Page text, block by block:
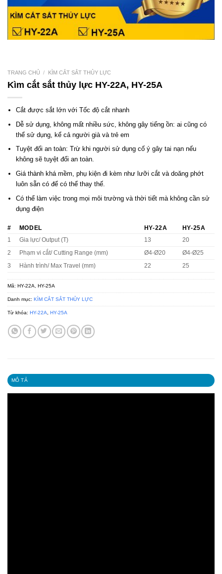
TRANG CHỦ / KÌM CẮT SẮT THỦY LỰC
Kìm cắt sắt thủy lực HY-22A, HY-25A
Cắt được sắt lớn với Tốc độ cắt nhanh
Dễ sử dụng, không mất nhiều sức, không gây tiếng ồn: ai cũng có
thể sử dụng, kể cả người già và trẻ em
Tuyệt đối an toàn: Trừ khi người sử dụng cố ý gây tai nạn nếu
không sẽ tuyệt đối an toàn.
Giá thành khá mềm, phụ kiện đi kèm như lưỡi cắt và doăng phớt
luôn sẵn có để có thể thay thế.
Có thể làm việc trong mọi môi trường và thời tiết mà không cần sử
dụng điện
# MODEL HY-22A
HY-25A
1
Gia lực/ Output (T) 13
20
2
Phạm vi cắt/ Cutting Range (mm) Ø4-Ø20
Ø4-Ø25
3
Hành trình/ Max Travel (mm) 22 25
Mã: HY-22A, HY-25A
Danh mục: KÌM CẮT SẮT THỦY LỰC
Từ khóa: HY-22A, HY-25A
MÔ TẢ